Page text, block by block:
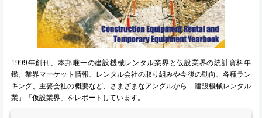
1999年創刊、本邦唯一の建設機械レンタル業界と仮設業界の統計資料年
鑑。業界マーケット情報、レンタル会社の取り組みや今後の動向、各種ラン
キング、主要会社の概要など、さまざまなアングルから「建設機械レンタル
業」「仮設業界」をレポートしています。